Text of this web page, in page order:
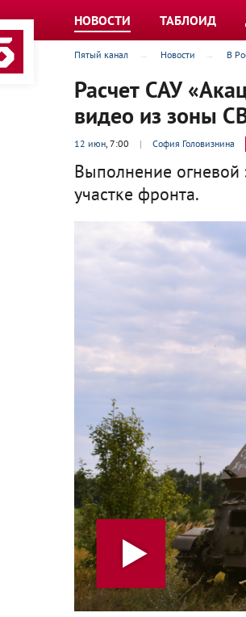
НОВОСТИ ТАБЛОИД
Пятый канал Новости В
Расчет САУ
видео из зоны
12 июн, 7:00 | София Головизнина
Выполнение огневой
участке фронта.